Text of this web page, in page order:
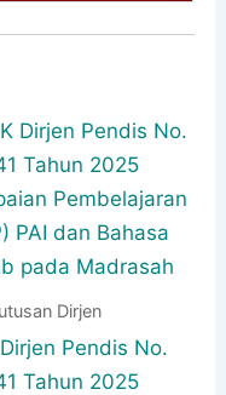
Dirjen
Pendis No.
Tahun 2025